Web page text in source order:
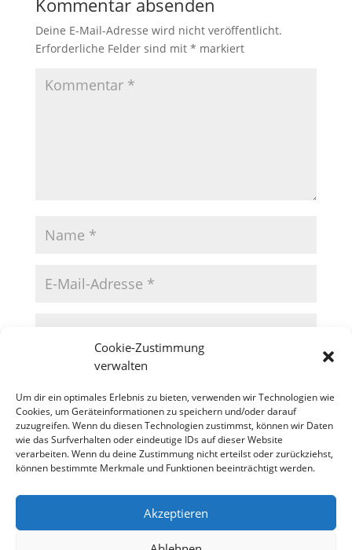
Cookie-Zustimmung
verwalten
Um dir ein optimales Erlebnis zu bieten, verwenden wir Technologien wie
Cookies, um Geräteinformationen zu speichern und/oder darauf
zuzugreifen. Wenn du diesen Technologien zustimmst, können wir Daten
wie das Surfverhalten oder eindeutige IDs auf dieser Website
verarbeiten. Wenn du deine Zustimmung nicht erteilst oder zurückziehst,
können bestimmte Merkmale und Funktionen beeinträchtigt werden.
Akzeptieren
Deine E-Mail-Adresse wird nicht veröffentlicht.
Erforderliche Felder sind mit * markiert
Datenschutzerklärung
Impressum
Cookie-Richtlinie (EU)